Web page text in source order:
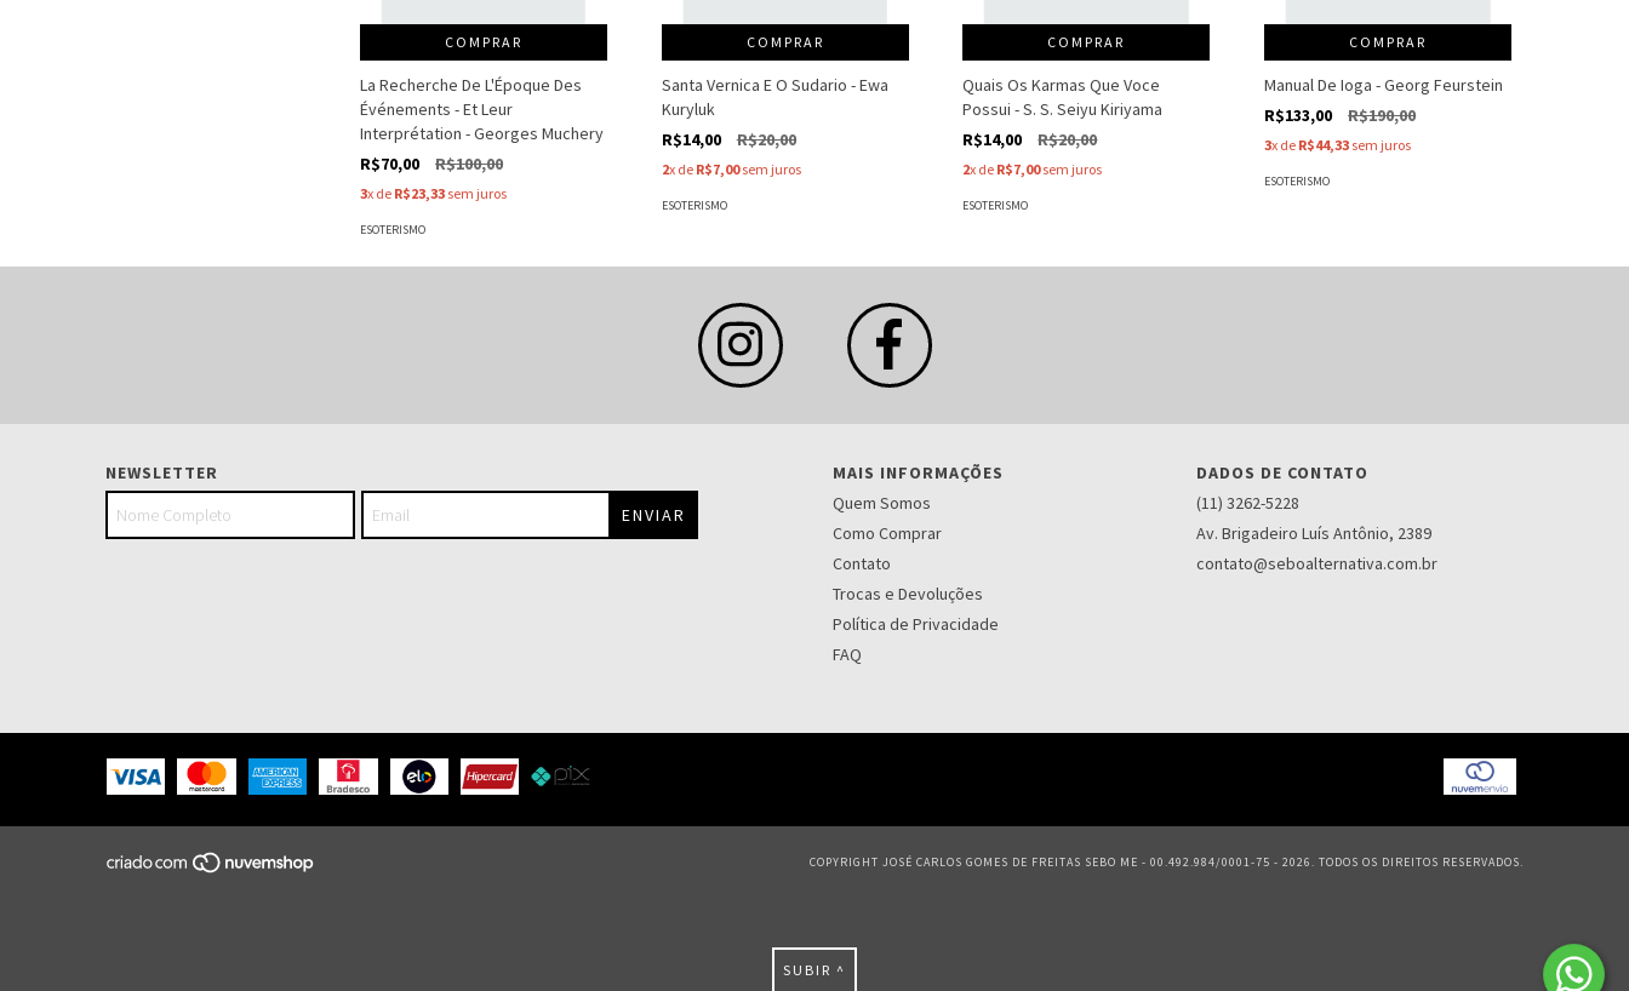
COMPRAR
La Recherche De L'Époque Des
Événements - Et Leur
Interprétation - Georges Muchery
R$70,00
R$100,00
3x de R$23,33 sem juros
ESOTERISMO
COMPRAR
Santa Vernica E O Sudario - Ewa
Kuryluk
R$14,00
R$20,00
2x de R$7,00sem juros
ESOTERISMO
COMPRAR
Quais Os Karmas Que Voce
Possui - S. S. Seiyu Kiriyama
R$14,00
R$20,00
2x de R$7,00sem juros
ESOTERISMO
COMPRAR
Manual De Ioga - Georg Feurstein
R$133,00
R$190,00
3x de R$44,33 sem juros
ESOTERISMO
NEWSLETTER
MAIS INFORMAÇÕES
Quem Somos
Como Comprar
Contato
Trocas e Devoluções
Política de Privacidade
FAQ
DADOS DE CONTATO
(11) 3262-5228
Av. Brigadeiro Luís Antônio, 2389
contato@seboalternativa.com.br
COPYRIGHT JOSÉ CARLOS GOMES DE FREITAS SEBO ME - 00.492.984/0001-75 - 2026. TODOS OS DIREITOS RESERVADOS.
SUBIR ^